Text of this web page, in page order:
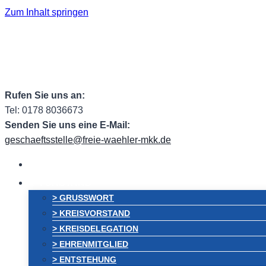
Zum Inhalt springen
Rufen Sie uns an:
Tel: 0178 8036673
Senden Sie uns eine E-Mail:
geschaeftsstelle@freie-waehler-mkk.de
> GRUSSWORT
> KREISVORSTAND
> KREISDELEGATION
> EHRENMITGLIED
> ENTSTEHUNG